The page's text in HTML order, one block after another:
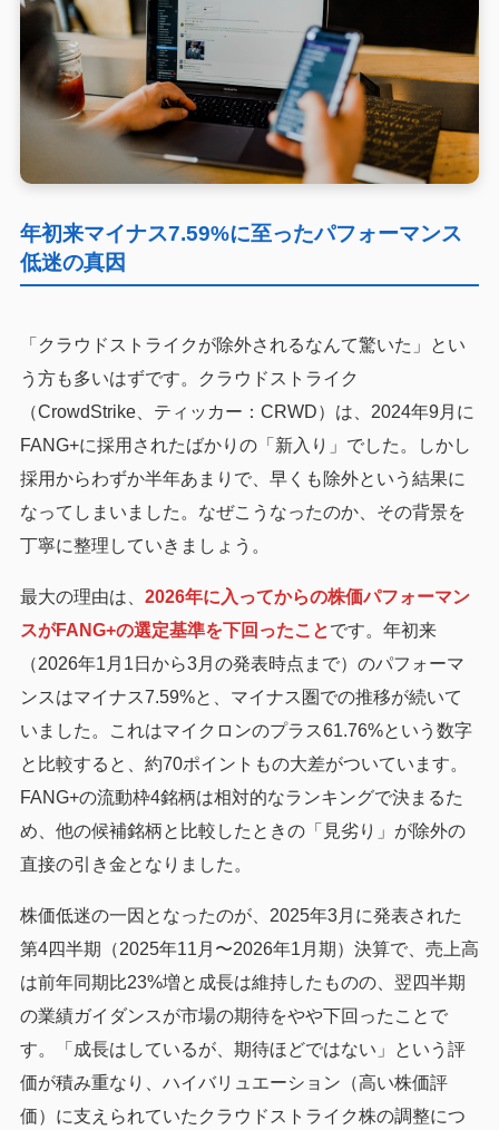
年初来マイナス7.59%に至ったパフォーマンス
低迷の真因
「クラウドストライクが除外されるなんて驚いた」とい
う方も多いはずです。クラウドストライク
（CrowdStrike、ティッカー：CRWD）は、2024年9月に
FANG+に採用されたばかりの「新入り」でした。しかし
採用からわずか半年あまりで、早くも除外という結果に
なってしまいました。なぜこうなったのか、その背景を
丁寧に整理していきましょう。
最大の理由は、 2026年に入ってからの株価パフォーマン
スがFANG+の選定基準を下回ったことです。年初来
（2026年1月1日から3月の発表時点まで）のパフォーマ
ンスはマイナス7.59%と、マイナス圏での推移が続いて
いました。これはマイクロンのプラス61.76%という数字
と比較すると、約70ポイントもの大差がついています。
FANG+の流動枠4銘柄は相対的なランキングで決まるた
め、他の候補銘柄と比較したときの「見劣り」が除外の
直接の引き金となりました。
株価低迷の一因となったのが、2025年3月に発表された
第4四半期（2025年11月〜2026年1月期）決算で、売上高
は前年同期比23%増と成長は維持したものの、翌四半期
の業績ガイダンスが市場の期待をやや下回ったことで
す。「成長はしているが、期待ほどではない」という評
価が積み重なり、ハイバリュエーション（高い株価評
価）に支えられていたクラウドストライク株の調整につ